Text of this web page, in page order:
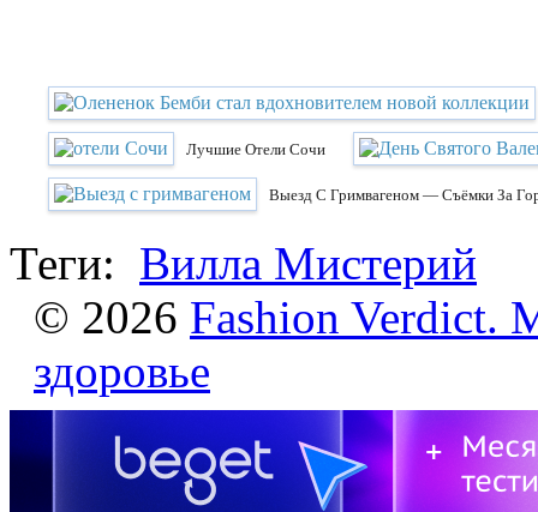
Лучшие Отели Сочи
Выезд С Гримвагеном — Съёмки За
Теги: Вилла Мистерий
© 2026 Fashion Verdict.
здоровье